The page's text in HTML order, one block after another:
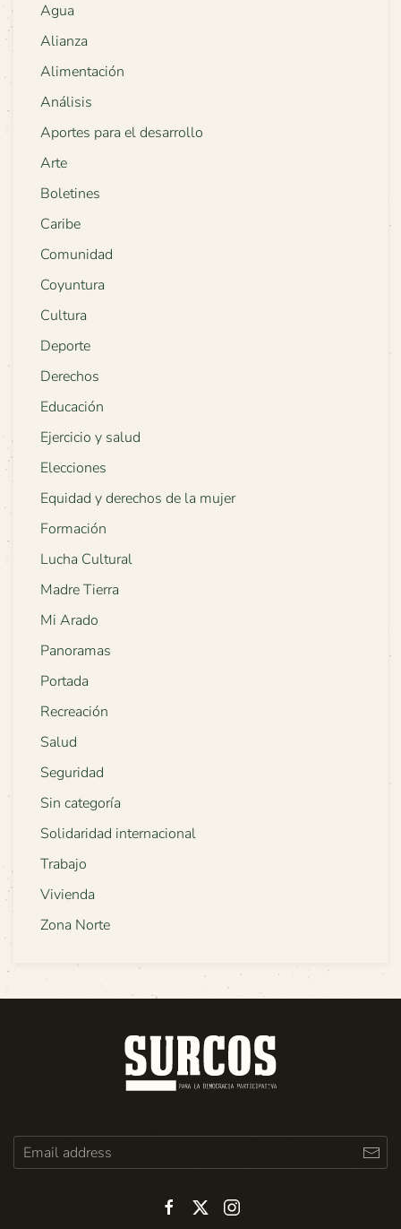
Agua
Alianza
Alimentación
Análisis
Aportes para el desarrollo
Arte
Boletines
Caribe
Comunidad
Coyuntura
Cultura
Deporte
Derechos
Educación
Ejercicio y salud
Elecciones
Equidad y derechos de la mujer
Formación
Lucha Cultural
Madre Tierra
Mi Arado
Panoramas
Portada
Recreación
Salud
Seguridad
Sin categoría
Solidaridad internacional
Trabajo
Vivienda
Zona Norte